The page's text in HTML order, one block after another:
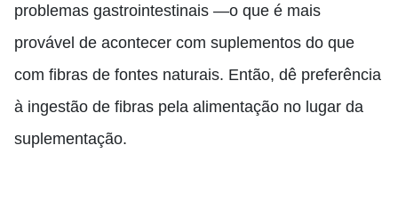
problemas gastrointestinais —o que é mais
provável de acontecer com suplementos do que
com fibras de fontes naturais. Então, dê preferência
à ingestão de fibras pela alimentação no lugar da
suplementação.